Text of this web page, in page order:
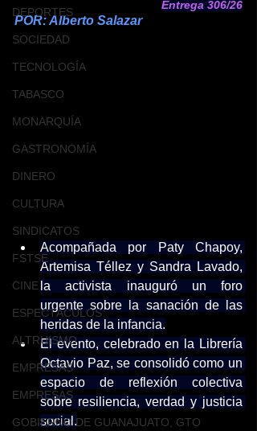
DEPORTES
SOCIEDAD
TECNOLOGÍA
TABASCO
MONARQUÍA
GASTRONOMÍA
DINERO
CULTURA
SINDICATOS
FSTSE
CINE
ESPECTÁCULOS
ALTRUISMO
EMPRESAS
EMPRESAS
GOBIERNO DE GUANAJUATO, GTO
Entrega 306/26
POR: Alberto Salazar
Acompañada por Paty Chapoy,
Artemisa Téllez y Sandra Lavado,
la activista inauguró un foro
urgente sobre la sanación de las
heridas de la infancia.
El evento, celebrado en la Librería
Octavio Paz, se consolidó como un
espacio de reflexión colectiva
sobre resiliencia, verdad y justicia
social.